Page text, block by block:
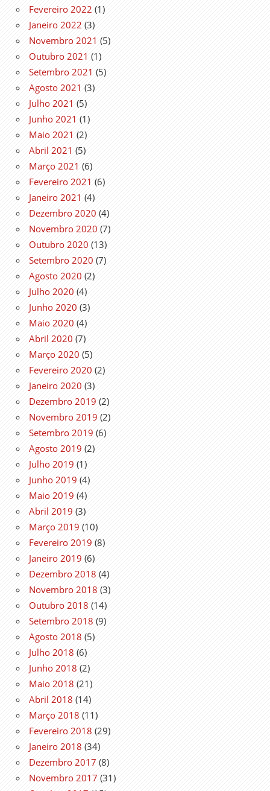
Fevereiro 2022 (1)
Janeiro 2022 (3)
Novembro 2021 (5)
Outubro 2021 (1)
Setembro 2021 (5)
Agosto 2021 (3)
Julho 2021 (5)
Junho 2021 (1)
Maio 2021 (2)
Abril 2021 (5)
Março 2021 (6)
Fevereiro 2021 (6)
Janeiro 2021 (4)
Dezembro 2020 (4)
Novembro 2020 (7)
Outubro 2020 (13)
Setembro 2020 (7)
Agosto 2020 (2)
Julho 2020 (4)
Junho 2020 (3)
Maio 2020 (4)
Abril 2020 (7)
Março 2020 (5)
Fevereiro 2020 (2)
Janeiro 2020 (3)
Dezembro 2019 (2)
Novembro 2019 (2)
Setembro 2019 (6)
Agosto 2019 (2)
Julho 2019 (1)
Junho 2019 (4)
Maio 2019 (4)
Abril 2019 (3)
Março 2019 (10)
Fevereiro 2019 (8)
Janeiro 2019 (6)
Dezembro 2018 (4)
Novembro 2018 (3)
Outubro 2018 (14)
Setembro 2018 (9)
Agosto 2018 (5)
Julho 2018 (6)
Junho 2018 (2)
Maio 2018 (21)
Abril 2018 (14)
Março 2018 (11)
Fevereiro 2018 (29)
Janeiro 2018 (34)
Dezembro 2017 (8)
Novembro 2017 (31)